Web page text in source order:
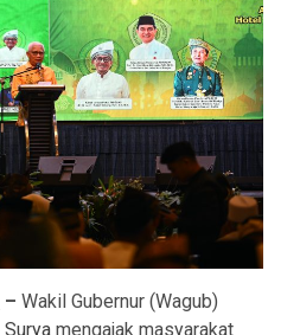
– Wakil Gubernur (Wagub)
Surya mengajak masyarakat